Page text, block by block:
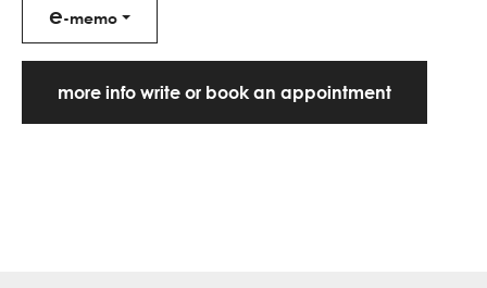
e-memo
more info write or book an appointment